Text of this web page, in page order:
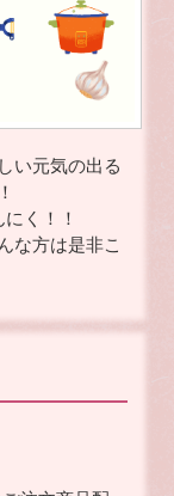
い元気の出る
く！！
な方は是非こ